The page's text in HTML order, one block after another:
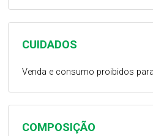
COMPOSIÇÃO
CUIDADOS
Venda e consumo proibidos